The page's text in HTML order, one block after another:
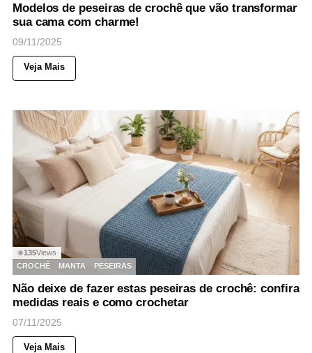
Modelos de peseiras de crochê que vão transformar
sua cama com charme!
09/11/2025
Veja Mais
◉135Views
CROCHÊ
MANTA PESEIRAS
Não deixe de fazer estas peseiras de crochê: confira
medidas reais e como crochetar
07/11/2025
Veja Mais